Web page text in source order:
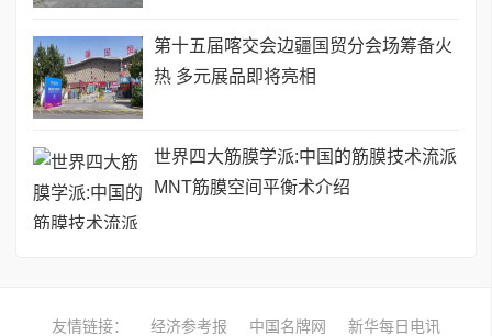
第十五届喀交会边疆国贸分会场筹备火
热 多元展品即将亮相
世界四大筋膜学派:中国的筋膜技术流派
MNT筋膜空间平衡术介绍
友情链接： 经济参考报 中国名牌网 新华每日电讯